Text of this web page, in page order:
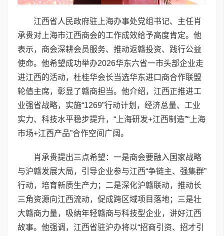
江西省人民政府驻上海办事处党组书记、主任肖
承贵对上海市江西商会的工作成效给予高度肯定。他
表示，商会深耕会员服务、推动返赣投资、践行公益
使命。他希望成功举办2026华东六省一市头部企业走
进江西的活动，杜桂华会长当选华东进口商合作联盟
轮值主席，彰显了赣商担当。他介绍，江西正推进工
业强省战略，实施“1269”行动计划，经济总量、工业
实力、科技水平稳步提升，“上海研发+江西制造”“上海
市场+江西产品”合作空间广阔。
肖承贵提出三点希望：一是商会要融入国家战略
与沪赣发展大局，引导企业参与江西“争链主、强集群”
行动，培育新质生产力；二是深化沪赣联动，推动长
三角资源向江西流动，促成跨区域项目落地；三是壮
大赣商力量，吸纳年轻赣商与科技型企业，讲好江西
故事。他强调，江西省驻沪办将以“招商引资、招才引